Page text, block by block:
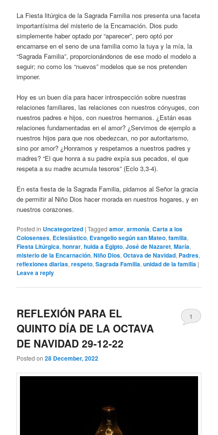
La Fiesta litúrgica de la Sagrada Familia nos presenta una faceta
importantísima del misterio de la Encarnación. Dios pudo
simplemente haber optado por “aparecer”, pero optó por
encarnarse en el seno de una familia como la tuya y la mía, la
“Sagrada Familia”, proporcionándonos de ese modo el modelo a
seguir; no como los “nuevos” modelos que se nos pretenden
imponer.
Hoy es un buen día para hacer introspección sobre nuestras
relaciones familiares, las relaciones con nuestros cónyuges, con
nuestros padres e hijos, con nuestros hermanos. ¿Están esas
relaciones fundamentadas en el amor? ¿Servimos de ejemplo a
nuestros hijos para que nos obedezcan, no por autoritarismo,
sino por amor? ¿Honramos y respetamos a nuestros padres y
madres? “El que honra a su padre expía sus pecados, el que
respeta a su madre acumula tesoros” (Eclo 3,3-4).
En esta fiesta de la Sagrada Familia, pidamos al Señor la gracia
de permitir al Niño Dios hacer morada en nuestros hogares, y en
nuestros corazones.
Posted in Uncategorized |Tagged amor,armonía,Carta a los
Colosenses, Eclesiástico, Evangelio según san Mateo,familia,
Fiesta Litúrgica,honrar,huida a Egipto,José de Nazaret,María,
misterio de la Encarnación,Niño Dios,Octava de Navidad, Padres,
reflexiones diarias,respeto,Sagrada Familia,unidad de la familia |
Leave a reply
REFLEXIÓN PARA EL
QUINTO DÍA DE LA OCTAVA
DE NAVIDAD 29-12-22
Posted on28 December, 2022
1